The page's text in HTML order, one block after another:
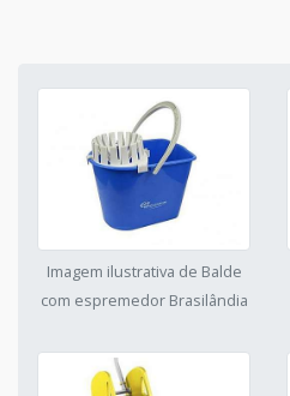
Imagem ilustrativa de Balde
com espremedor Brasilândia